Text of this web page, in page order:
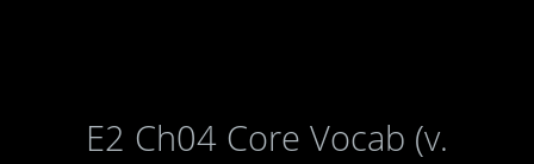
E2 Ch04 Core Vocab (v.